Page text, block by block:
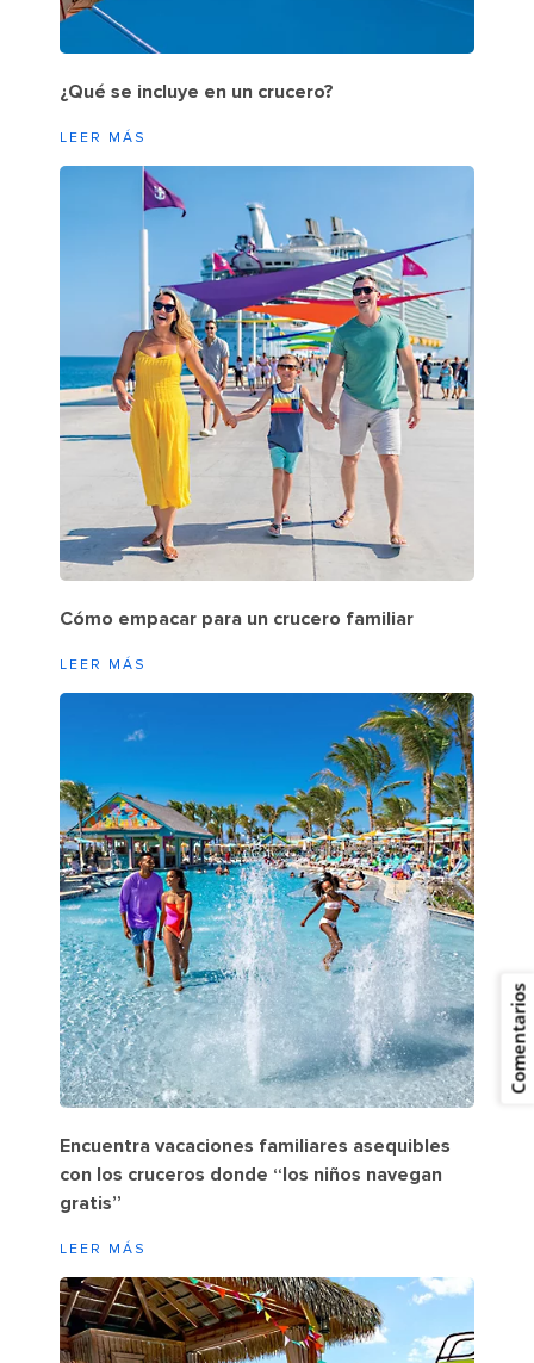
¿Qué se incluye en un crucero?
LEER MÁS
Cómo empacar para un crucero familiar
LEER MÁS
Encuentra vacaciones familiares asequibles
con los cruceros donde “los niños navegan
gratis”
LEER MÁS
Comentarios